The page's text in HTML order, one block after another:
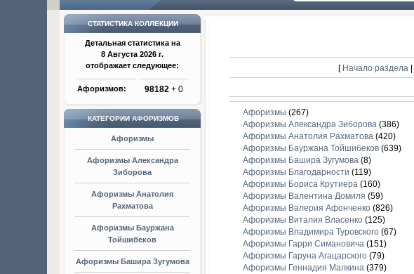
СТАТИСТИКА КОЛЛЕКЦИИ
Детальная статистика на
8 Августа 2026 г.
отображает следующее:
Афоризмов: 98182+ 0
КАТЕГОРИИ АФОРИЗМОВ
Афоризмы
Афоризмы Александра
Зиборова
Афоризмы Анатолия
Рахматова
Афоризмы Бауржана
Тойшибеков
Афоризмы Башира Зугумова
[ Начало раздела |
Афоризмы (267)
Афоризмы Александра Зиборова(386)
Афоризмы Анатолия Рахматова(420)
Афоризмы Бауржана Тойшибеков(639)
Афоризмы Башира Зугумова(8)
Афоризмы Благодарности (119)
Афоризмы Бориса Крутиера(160)
Афоризмы Валентина Домиля (59)
Афоризмы Валерия Афонченко(826)
Афоризмы Виталия Власенко(125)
Афоризмы Владимира Туровского(67)
Афоризмы Гарри Симановича(151)
Афоризмы Гаруна Агацарского(79)
Афоризмы Геннадия Малкина(379)